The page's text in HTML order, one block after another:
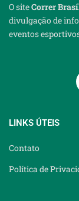
O siteCorrer
divulgação de
eventos
LINKS ÚTEIS
Contato
Política de